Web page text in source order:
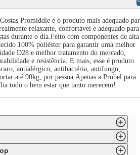
Promiddle é o produto mais adequado
relaxante, confortável e adequado para
durante o dia.Feito com componentes de alta
100% poliéster para garantir uma melhor
D28 e melhor tratamento do mercado,
e resistência. E mais, esse é produto
antialérgico, antibactéria, antifungo,
até 90kg, por pessoa.Apenas a Probel para
todo o bem estar que tanto merecem!